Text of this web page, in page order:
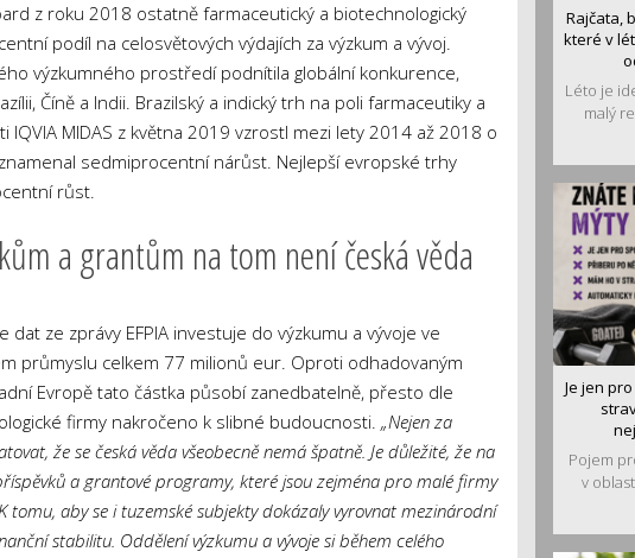
z roku 2018 ostatně farmaceutický a biotechnologický
podíl na celosvětových výdajích za výzkum a vývoj.
výzkumného prostředí podnítila globální konkurence,
Číně a Indii. Brazilský a indický trh na poli farmaceutiky a
MIDAS z května 2019 vzrostl mezi lety 2014 až 2018 o
sedmiprocentní nárůst. Nejlepší evropské trhy
růst.
a grantům na tom není česká věda
ze zprávy EFPIA investuje do výzkumu a vývoje ve
průmyslu celkem 77 milionů eur. Oproti odhadovaným
Evropě tato částka působí zanedbatelně, přesto dle
firmy nakročeno k slibné budoucnosti. „Nejen za
že se česká věda všeobecně nemá špatně. Je důležité, že na
a grantové programy, které jsou zejména pro malé firmy
aby se i tuzemské subjekty dokázaly vyrovnat mezinárodní
stabilitu. Oddělení výzkumu a vývoje si během celého
Rajčata,
které v
Léto je
malý
Je jen
Pojem
v